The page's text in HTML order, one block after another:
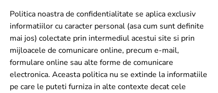
Politica noastra de confidentialitate se aplica exclusiv
informatiilor cu caracter personal (asa cum sunt definite
mai jos) colectate prin intermediul acestui site si prin
mijloacele de comunicare online, precum e-mail,
formulare online sau alte forme de comunicare
electronica. Aceasta politica nu se extinde la informatiile
pe care le puteti furniza in alte contexte decat cele